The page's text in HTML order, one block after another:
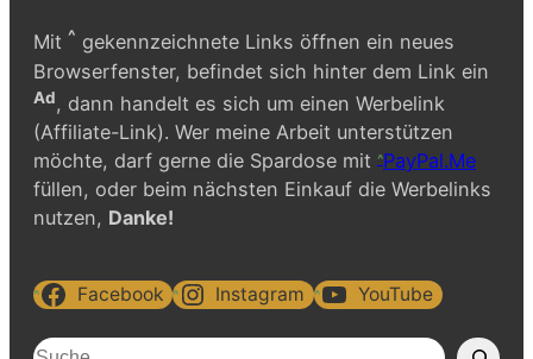
Mit ^ gekennzeichnete Links öffnen ein neues
Browserfenster, befindet sich hinter dem Link ein
Ad, dann handelt es sich um einen Werbelink
(Affiliate-Link). Wer meine Arbeit unterstützen
möchte, darf gerne die Spardose mit PayPal.Me
füllen, oder beim nächsten Einkauf die Werbelinks
nutzen, Danke!
Facebook Instagram YouTube
S